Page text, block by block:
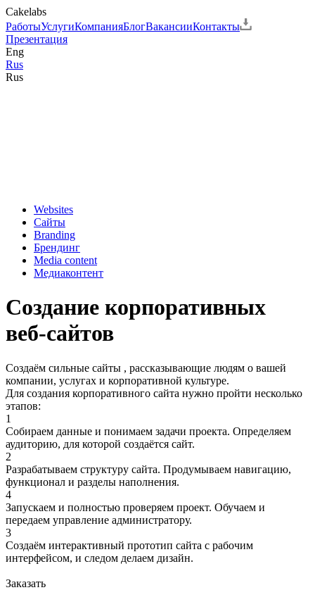
Cakelabs
РаботыУслугиКомпанияБлогВакансииКонтакты
Презентация
Eng
Rus
Rus
Websites
Сайты
Branding
Брендинг
Media content
Медиаконтент
Создание корпоративных
веб-сайтов
Создаём сильные сайты , рассказывающие людям о вашей
компании, услугах и корпоративной культуре.
Для создания корпоративного сайта нужно пройти несколько
этапов:
1
Собираем данные и понимаем задачи проекта. Определяем
аудиторию, для которой создаётся сайт.
2
Разрабатываем структуру сайта. Продумываем навигацию,
функционал и разделы наполнения.
4
Запускаем и полностью проверяем проект. Обучаем и
передаем управление администратору.
3
Создаём интерактивный прототип сайта с рабочим
интерфейсом, и следом делаем дизайн.
Заказать